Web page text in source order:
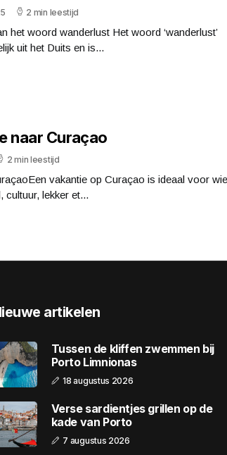
2 min leestijd
het woord wanderlust Het woord ‘wanderlust’
uit het Duits en is...
naar Curaçao
2 min leestijd
vakantie op Curaçao is ideaal voor wie
cultuur, lekker et...
artikelen
Tussen de kliffen zwemmen bij
Porto Limnionas
18 augustus 2026
Verse sardientjes grillen op de
kade van Porto
7 augustus 2026